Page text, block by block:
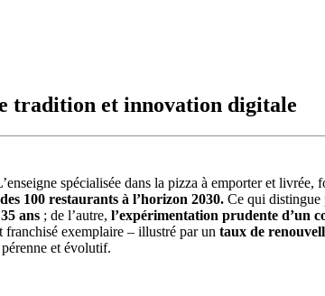
tradition et innovation digitale
spécialisée dans la pizza à emporter et livrée,
100 restaurants à l’horizon 2030. Ce qui distingue
ans ; de l’autre, l’expérimentation prudente d’un
exemplaire – illustré par un taux de
et évolutif.